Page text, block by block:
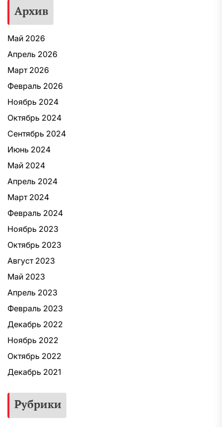
Архив
Май 2026
Апрель 2026
Март 2026
Февраль 2026
Ноябрь 2024
Октябрь 2024
Сентябрь 2024
Июнь 2024
Май 2024
Апрель 2024
Март 2024
Февраль 2024
Ноябрь 2023
Октябрь 2023
Август 2023
Май 2023
Апрель 2023
Февраль 2023
Декабрь 2022
Ноябрь 2022
Октябрь 2022
Декабрь 2021
Рубрики